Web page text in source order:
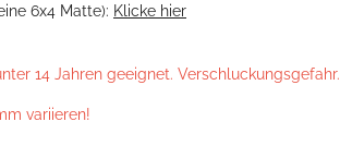
6x4 Matte): Klicke hier
14 Jahren geeignet. Verschluckungsgefahr.
variieren!